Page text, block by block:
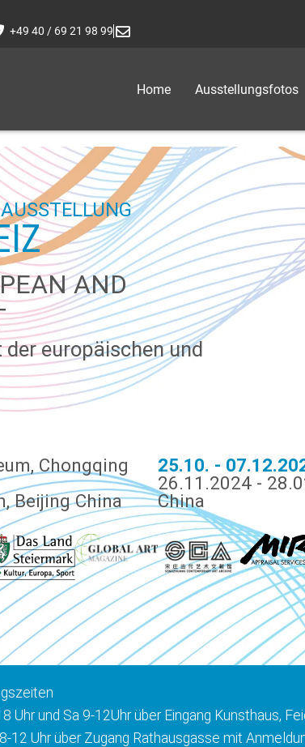
+49 40 / 69 21 98 99
Home Ausstellungsfotos
AND
der europäischen und
Chongqing
Beijing China
25.10. -
26.11.2024 -
China
Uhr und Sa 9-12Uhr über Eingang Kunsthaus,
12 Uhr über Zugang Rathausgasse mit